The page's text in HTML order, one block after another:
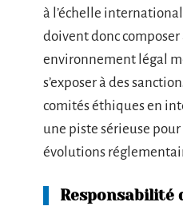
à l’échelle
doivent donc composer
environnement légal
s’exposer à des
comités éthiques en
une piste sérieuse
évolutions
Responsabilité